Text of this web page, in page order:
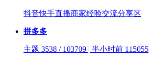
抖音快手直播商家经验交流分享区
拼多多
主题 3538 / 103709 | 半小时前 115055